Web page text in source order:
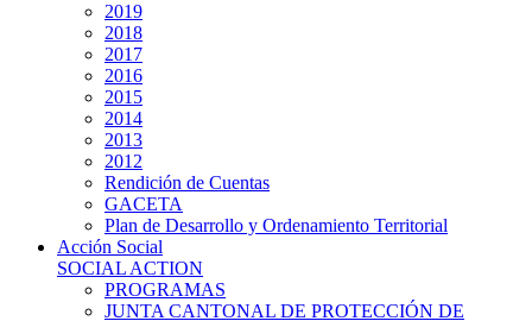
2019
2018
2017
2016
2015
2014
2013
2012
Rendición de Cuentas
GACETA
Plan de Desarrollo y Ordenamiento Territorial
Acción Social
SOCIAL ACTION
PROGRAMAS
JUNTA CANTONAL DE PROTECCIÓN DE